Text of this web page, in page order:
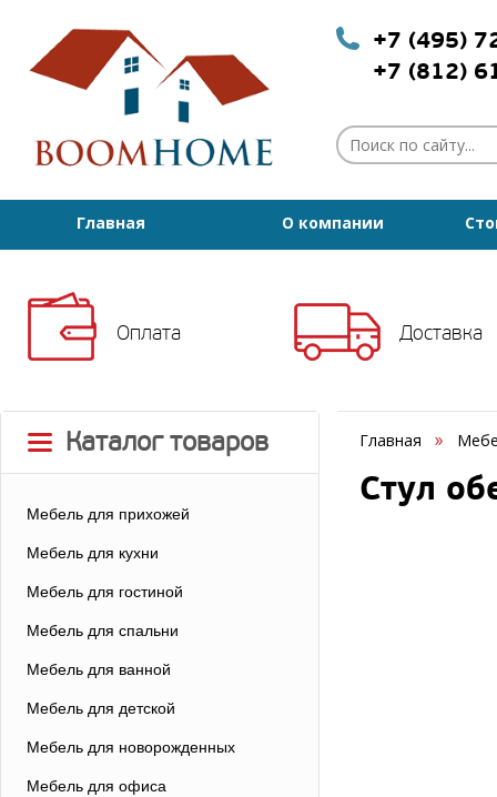
+7 (495)
+7 (812)
Главная О компании
Оплата Доставка
Каталог товаров
Мебель для прихожей
Мебель для кухни
Мебель для гостиной
Мебель для спальни
Мебель для ванной
Мебель для детской
Мебель для новорожденных
Мебель для офиса
Главная
Стул